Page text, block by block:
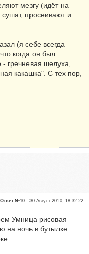
мезгу (идёт на
сушат, просеивают и
(я себе всегда
когда он был
гречневая шелуха,
какашка". С тех пор,
Ответ №10 :30 Август 2010, 18:32:22
Умница рисовая
на ночь в бутылке